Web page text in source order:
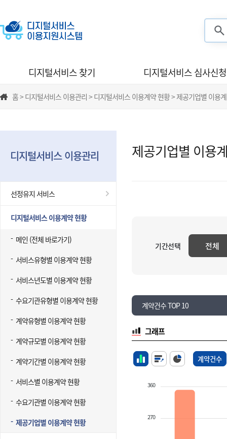
디지털서비스 찾기 디지털서비스 심사신청
홈 > 디지털서비스 이용관리 > 디지털서비스 이용계약 현황 > 제공기업별 이용
디지털서비스 이용관리
선정유지 서비스
디지털서비스 이용계약 현황
메인 (전체 바로가기)
서비스유형별 이용계약 현황
서비스년도별 이용계약 현황
수요기관유형별 이용계약 현황
계약유형별 이용계약 현황
계약규모별 이용계약 현황
계약기간별 이용계약 현황
서비스별 이용계약 현황
수요기관별 이용계약 현황
제공기업별 이용계약 현황
제공기업별 이용
기간선택 전체
계약건수 TOP 10
그래프
계약건수
360
270